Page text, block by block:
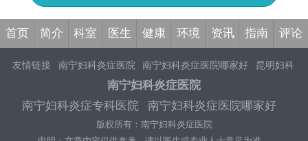
首页 简介 科室 医生 健康 环境 资讯 指南 评论
友情链接 南宁妇科炎症医院 南宁妇科炎症医院哪家好
昆明妇科
昆明妇科医院哪家好 苏州妇科医院
南宁妇科炎症医院哪个
疗妇科炎症正规医院
南宁治疗妇科炎症医院专家排行榜
南宁妇
南宁治疗妇科炎症医院哪个专业
南宁妇科炎症医院
南宁妇科炎症专科医院
南宁妇科炎症医院哪家好
版权所有：南宁妇科炎症医院